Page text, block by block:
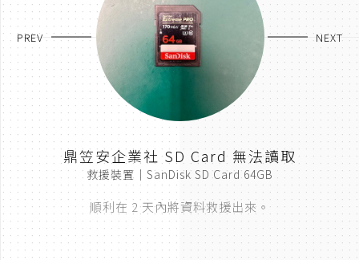
PREV NEXT
鼎笠安企業社 SD Card 無法讀取
救援裝置｜SanDisk SD Card 64GB
順利在 2 天內將資料救援出來。